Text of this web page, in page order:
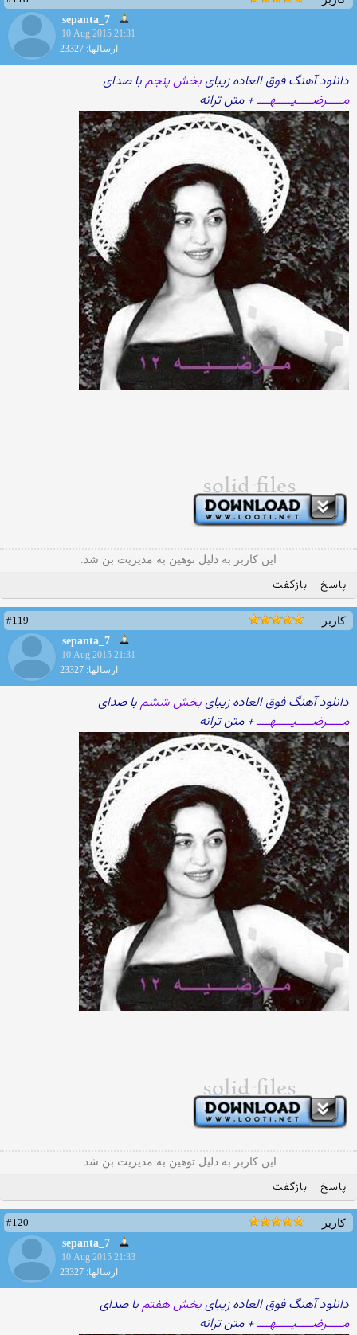
sepanta_7
10 Aug 2015 21:31
ارسالها: 23327
دانلود آهنگ فوق العاده زیبایبخش پنجمبا صدای
مـــــرضـــــیـــــهــــ+ متن ترانه
این کاربر به دلیل توهین به مدیریت بن شد.
پاسخ بازگفت
کاربر
#119
sepanta_7
10 Aug 2015 21:31
ارسالها: 23327
دانلود آهنگ فوق العاده زیبایبخش ششمبا صدای
مـــــرضـــــیـــــهــــ+ متن ترانه
این کاربر به دلیل توهین به مدیریت بن شد.
پاسخ بازگفت
کاربر
#120
sepanta_7
10 Aug 2015 21:33
ارسالها: 23327
دانلود آهنگ فوق العاده زیبایبخش هفتمبا صدای
مـــــرضـــــیـــــهــــ+ متن ترانه